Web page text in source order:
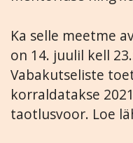
Ka selle meetme
on 14. juulil kell
Vabakutseliste
korraldatakse
taotlusvoor. Loe